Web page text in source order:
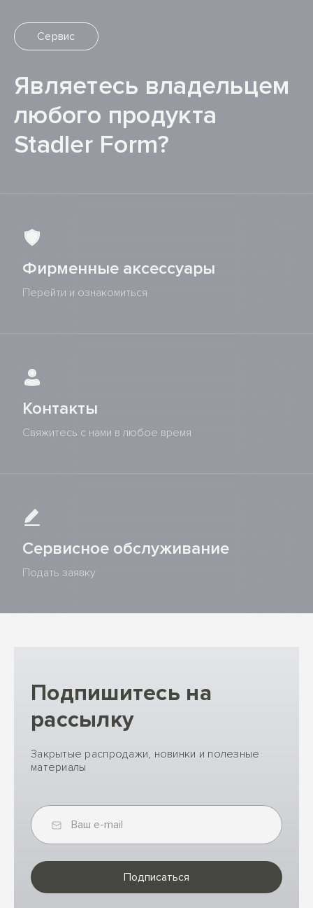
Сервис
Являетесь владельцем
любого продукта
Stadler Form?
Фирменные аксессуары
Перейти и ознакомиться
Контакты
Свяжитесь с нами в любое время
Сервисное обслуживание
Подать заявку
Подпишитесь на
рассылку
Закрытые распродажи, новинки и полезные
материалы
Подписаться